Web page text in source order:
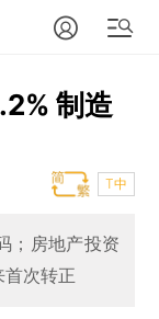
制造
T中
；房地产投资
次转正